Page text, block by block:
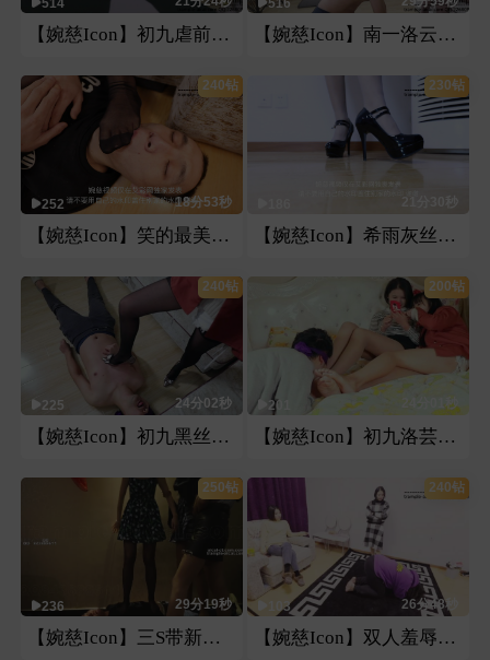
514
【婉慈Icon】初九虐前男友裆
516
【婉慈Icon】南一洛云刑 调戏
240钻
252 18分53秒
【婉慈Icon】笑的最美宅七踢踹坐
230钻
21分30秒
【婉慈Icon】希雨灰丝高跟pov第一视角
240钻
225 24分02秒
【婉慈Icon】初九黑丝恋足
200钻
201 24分01秒
【婉慈Icon】初九洛芸无意识舔脚
250钻
236 29分19秒
【婉慈Icon】三S带新人宅七开车
240钻
103 26分48秒
【婉慈Icon】双人羞辱女m